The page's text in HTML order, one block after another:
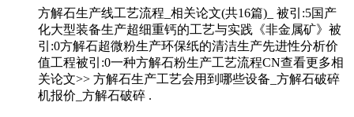
方解石生产线工艺流程_相关论文(共16篇)_ 被引:5国产
化大型装备生产超细重钙的工艺与实践《非金属矿》被
引:0方解石超微粉生产环保纸的清洁生产先进性分析价
值工程被引:0一种方解石粉生产工艺流程CN查看更多相
关论文>> 方解石生产工艺会用到哪些设备_方解石破碎
机报价_方解石破碎 .